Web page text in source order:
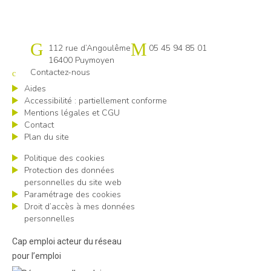
Cap emploi 16
112 rue d’Angoulême
16400 Puymoyen
05 45 94 85 01
Contactez-nous
Aides
Accessibilité : partiellement conforme
Mentions légales et CGU
Contact
Plan du site
Politique des cookies
Protection des données
personnelles du site web
Paramétrage des cookies
Droit d’accès à mes données
personnelles
Cap emploi acteur du réseau
pour l’emploi